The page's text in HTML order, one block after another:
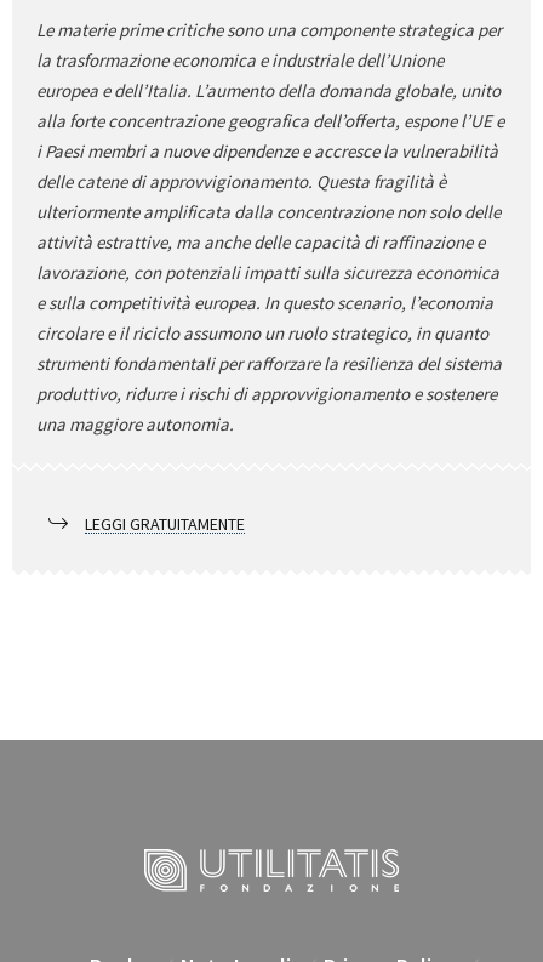
Le materie prime critiche sono una componente strategica per
la trasformazione economica e industriale dell’Unione
europea e dell’Italia. L’aumento della domanda globale, unito
alla forte concentrazione geografica dell’offerta, espone l’UE e
i Paesi membri a nuove dipendenze e accresce la vulnerabilità
delle catene di approvvigionamento. Questa fragilità è
ulteriormente amplificata dalla concentrazione non solo delle
attività estrattive, ma anche delle capacità di raffinazione e
lavorazione, con potenziali impatti sulla sicurezza economica
e sulla competitività europea. In questo scenario, l’economia
circolare e il riciclo assumono un ruolo strategico, in quanto
strumenti fondamentali per rafforzare la resilienza del sistema
produttivo, ridurre i rischi di approvvigionamento e sostenere
una maggiore autonomia.
LEGGI GRATUITAMENTE